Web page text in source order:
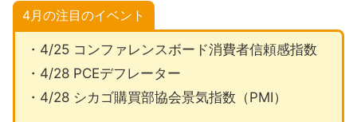
4月の注目のイベント
・4/25 コンファレンスボード消費者信頼感指数
・4/28 PCEデフレーター
・4/28 シカゴ購買部協会景気指数（PMI）